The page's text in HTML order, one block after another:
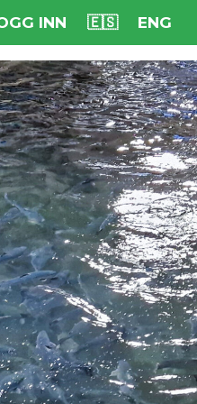
INN 🇪🇸 ENG